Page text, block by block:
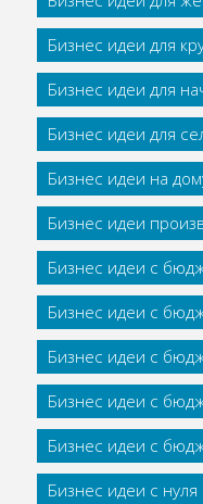
Бизнес идеи для
Бизнес идеи для
Бизнес идеи для
Бизнес идеи на
Бизнес идеи
Бизнес идеи с
Бизнес идеи с
Бизнес идеи с
Бизнес идеи с
Бизнес идеи с
Бизнес идеи с нуля